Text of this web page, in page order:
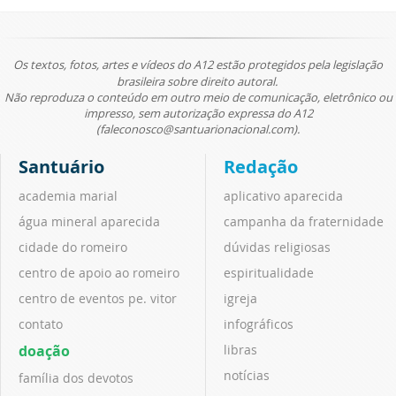
Os textos, fotos, artes e vídeos do A12 estão protegidos pela legislação
brasileira sobre direito autoral.
Não reproduza o conteúdo em outro meio de comunicação, eletrônico ou
impresso, sem autorização expressa do A12
(faleconosco@santuarionacional.com).
Santuário
academia marial
água mineral aparecida
cidade do romeiro
centro de apoio ao romeiro
centro de eventos pe. vitor
contato
doação
família dos devotos
Redação
aplicativo aparecida
campanha da fraternidade
dúvidas religiosas
espiritualidade
igreja
infográficos
libras
notícias